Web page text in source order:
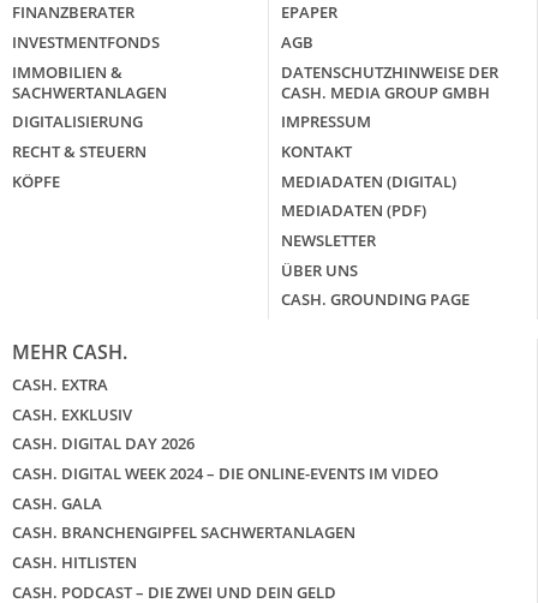
FINANZBERATER
INVESTMENTFONDS
IMMOBILIEN &
SACHWERTANLAGEN
DIGITALISIERUNG
RECHT & STEUERN
KÖPFE
EPAPER
AGB
DATENSCHUTZHINWEISE DER
CASH. MEDIA GROUP GMBH
IMPRESSUM
KONTAKT
MEDIADATEN (DIGITAL)
MEDIADATEN (PDF)
NEWSLETTER
ÜBER UNS
CASH. GROUNDING PAGE
MEHR CASH.
CASH. EXTRA
CASH. EXKLUSIV
CASH. DIGITAL DAY 2026
CASH. DIGITAL WEEK 2024 – DIE ONLINE-EVENTS IM VIDEO
CASH. GALA
CASH. BRANCHENGIPFEL SACHWERTANLAGEN
CASH. HITLISTEN
CASH. PODCAST – DIE ZWEI UND DEIN GELD